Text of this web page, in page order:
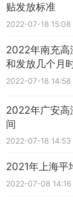
贴发放标准
2022-07-18 15:08
2022年南充高
和发放几个月
2022-07-18 14:58
2022年广安高
间
2022-07-18 14:53
2021年上海平
2022-07-08 14:16